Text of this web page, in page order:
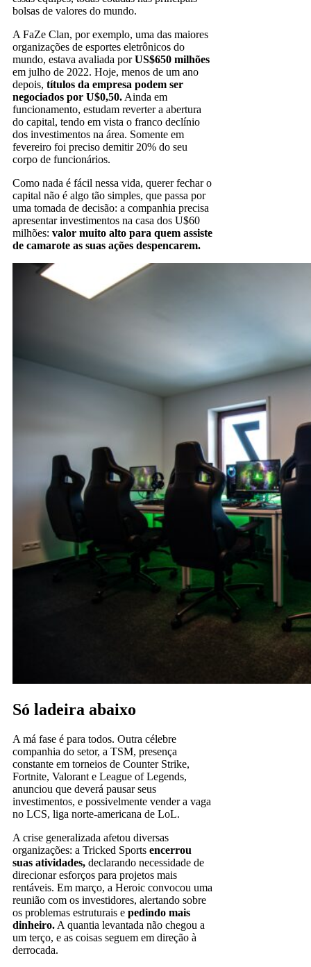
bolsas de valores do mundo.
A FaZe Clan, por exemplo, uma das maiores
organizações de esportes eletrônicos do
mundo, estava avaliada porUS$650 milhões
em julho de 2022. Hoje, menos de um ano
depois, títulos da empresa podem ser
negociados por U$0,50. Ainda em
funcionamento, estudam reverter a abertura
do capital, tendo em vista o franco declínio
dos investimentos na área. Somente em
fevereiro foi preciso demitir 20% do seu
corpo de funcionários.
Como nada é fácil nessa vida, querer fechar o
capital não é algo tão simples, que passa por
uma tomada de decisão: a companhia precisa
apresentar investimentos na casa dos U$60
milhões: valor muito alto para quem assiste
de camarote as suas ações despencarem.
Só ladeira abaixo
A má fase é para todos. Outra célebre
companhia do setor, a TSM, presença
constante em torneios de Counter Strike,
Fortnite, Valorant e League of Legends,
anunciou que deverá pausar seus
investimentos, e possivelmente vender a vaga
no LCS, liga norte-americana de LoL.
A crise generalizada afetou diversas
organizações: a Tricked Sports encerrou
suas atividades, declarando necessidade de
direcionar esforços para projetos mais
rentáveis. Em março, a Heroic convocou uma
reunião com os investidores, alertando sobre
os problemas estruturais e pedindo mais
dinheiro. A quantia levantada não chegou a
um terço, e as coisas seguem em direção à
derrocada.